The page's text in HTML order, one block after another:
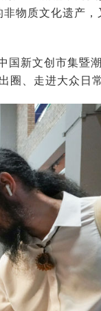
物质文化遗产，
国新文创市集暨
圈、走进大众日常